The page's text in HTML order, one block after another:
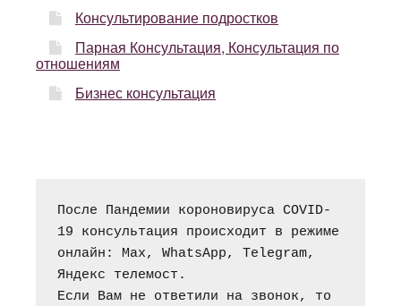
Консультирование подростков
Парная Консультация, Консультация по
отношениям
Бизнес консультация
После Пандемии короновируса COVID-
19 консультация происходит в режиме
онлайн: Max, WhatsApp, Telegram,
Яндекс телемост.
Если Вам не ответили на звонок, то